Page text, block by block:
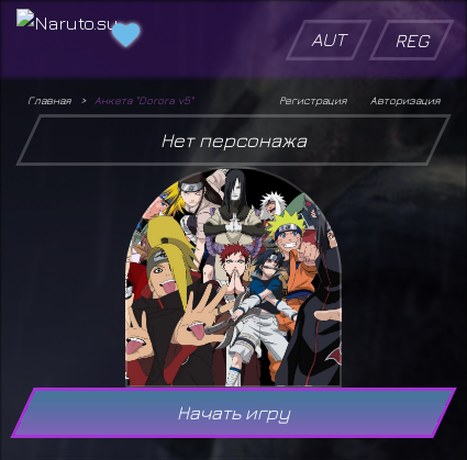
AUT REG
Главная Анкета "Dorora v5" Авторизация
Регистрация
Нет персонажа
Начать игру